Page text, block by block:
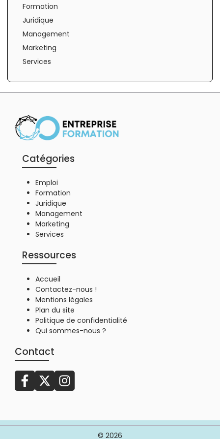
Formation
Juridique
Management
Marketing
Services
Catégories
Emploi
Formation
Juridique
Management
Marketing
Services
Ressources
Accueil
Contactez-nous !
Mentions légales
Plan du site
Politique de confidentialité
Qui sommes-nous ?
Contact
© 2026